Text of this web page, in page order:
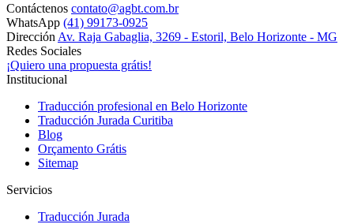
Contáctenos contato@agbt.com.br
WhatsApp (41) 99173-0925
Dirección Av. Raja Gabaglia, 3269 - Estoril, Belo Horizonte - MG
Redes Sociales
¡Quiero una propuesta grátis!
Institucional
Traducción profesional en Belo Horizonte
Traducción Jurada Curitiba
Blog
Orçamento Grátis
Sitemap
Servicios
Traducción Jurada